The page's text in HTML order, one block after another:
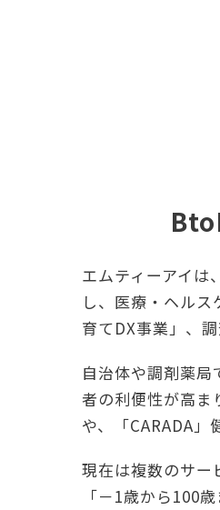
エムティーアイは
し、医療・ヘル
育てDX事業」、
自治体や調剤薬
者の利便性が高ま
や、「CARADA」
現在は複数のサー
「－1歳から100